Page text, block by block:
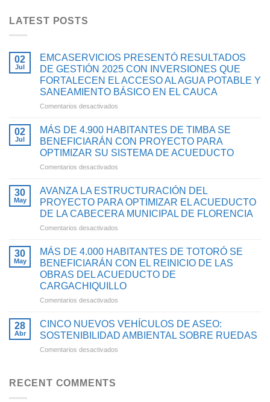
LATEST POSTS
02
Jul
EMCASERVICIOS PRESENTÓ RESULTADOS
DE GESTIÓN 2025 CON INVERSIONES QUE
FORTALECEN EL ACCESO AL AGUA POTABLE Y
SANEAMIENTO BÁSICO EN EL CAUCA
Comentarios desactivados
PRESENTÓ
RESULTADOS
DE
GESTIÓN
INVERSIONES
QUE
EL
AGUA
POTABLE
Y
SANEAMIENTO
BÁSICO
CAUCA
02
Jul
MÁS DE 4.900 HABITANTES DE TIMBA SE
BENEFICIARÁN CON PROYECTO PARA
OPTIMIZAR SU SISTEMA DE ACUEDUCTO
Comentarios desactivados
DE
4.900
HABITANTES
DE
BENEFICIARÁN
CON
PARA
OPTIMIZAR
DE
ACUEDUCTO
30
May
AVANZA LA ESTRUCTURACIÓN DEL
PROYECTO PARA OPTIMIZAR EL ACUEDUCTO
DE LA CABECERA MUNICIPAL DE FLORENCIA
Comentarios desactivados
LA
ESTRUCTURACIÓN
DEL
PROYECTO
PARA
ACUEDUCTO
LA
30
May
MÁS DE 4.000 HABITANTES DE TOTORÓ SE
BENEFICIARÁN CON EL REINICIO DE LAS
OBRAS DEL ACUEDUCTO DE
CARGACHIQUILLO
Comentarios desactivados
DE
4.000
HABITANTES
28
Abr
CINCO NUEVOS VEHÍCULOS DE ASEO:
SOSTENIBILIDAD AMBIENTAL SOBRE RUEDAS
Comentarios desactivados
RECENT COMMENTS